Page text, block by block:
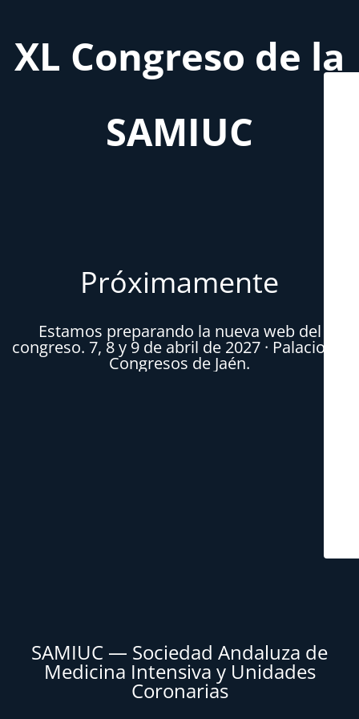
XL Congreso de la
SAMIUC
Próximamente
Estamos preparando la nueva web del
congreso. 7, 8 y 9 de abril de 2027 · Palacio de
Congresos de Jaén.
SAMIUC — Sociedad Andaluza de
Medicina Intensiva y Unidades
Coronarias